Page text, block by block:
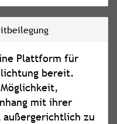
Plattform für
bereit.
mit ihrer
außergerichtlich zu